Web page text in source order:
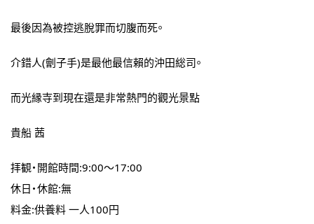
最後因為被控逃脫罪而切腹而死。
介錯人(劊子手)是最他最信賴的沖田総司。
而光縁寺到現在還是非常熱門的觀光景點
貴船 茜
拝観・開館時間:9:00～17:00
休日・休館:無
料金:供養料 一人100円